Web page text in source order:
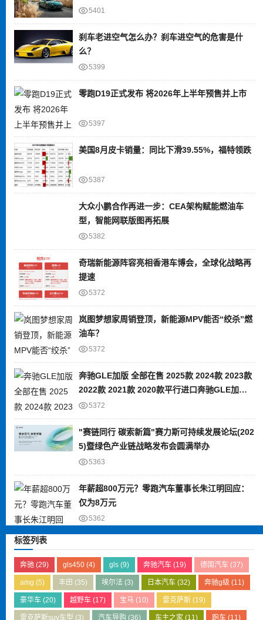
5401
刹车老进空气怎么办？刹车进空气的危害是什
么？
5399
零跑D19正式发布 将2026年上半年预售并上市
5397
美国8月皮卡销量：同比下滑39.55%，福特领跌
5387
大众小鹏合作再进一步：CEA架构赋能燃油车
型，智能网联版图再拓展
5382
奇瑞新能源阵容亮相香港车博会，全球化战略再
提速
5372
岚图梦想家周销登顶，新能源MPV能否“绞杀”燃
油车？
5372
奔驰GLE加版 全部在售 2025款 2024款 2023款
2022款 2021款 2020款平行进口奔驰GLE加版
限时优惠 目前80万元起售
5372
"赛链同行 碳索新篇"赛力斯可持续发展论坛(202
5)暨绿色产业链战略发布会圆满举办
5363
年薪超800万元？零跑汽车董事长朱江明回应：
仅为8万元
5362
标签列表
奔驰(29) gls450(4) gls (9) 奔驰汽车 (19) 德国汽车 (37)
amg (5) 丰田 (35) 埃尔法 (3) 日本汽车 (32) 奔驰g级 (11)
豪华车(20) 越野车(17) 宝马 (10) 雷克萨斯 (19)
雷克萨斯suv车型 (3) 汽车导购 (36) 车主之家 (11) 跑车 (11)